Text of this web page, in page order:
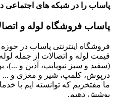
پاساب را در شبکه های اجتماعی
پاساب فروشگاه لوله و
فروشگاه اینترنتی پاساب در
قیمت لوله و اتصالات از جمله
(سفید و سبز نیوپایپ، آذین و
درپوش، کلمپ، شیر و مغزی و ...
ما مفتخریم که توانسته ایم با
پوشش دهیم.